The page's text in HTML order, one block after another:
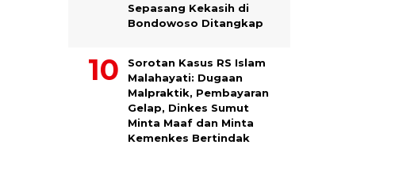
Sepasang Kekasih di
Bondowoso Ditangkap
Sorotan Kasus RS Islam
Malahayati: Dugaan
Malpraktik, Pembayaran
Gelap, Dinkes Sumut
Minta Maaf dan Minta
Kemenkes Bertindak